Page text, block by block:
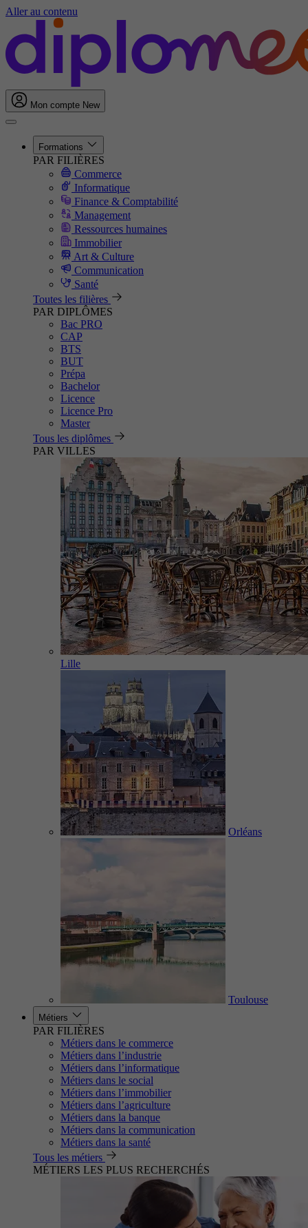
Aller au contenu
Mon compte New
Formations
PAR FILIÈRES
Commerce
Informatique
Finance & Comptabilité
Management
Ressources humaines
Immobilier
Art & Culture
Communication
Santé
Toutes les filières
PAR DIPLÔMES
Bac PRO
CAP
BTS
BUT
Prépa
Bachelor
Licence
Licence Pro
Master
Tous les diplômes
PAR VILLES
Lille
Orléans
Toulouse
Métiers
PAR FILIÈRES
Métiers dans le commerce
Métiers dans l’industrie
Métiers dans l’informatique
Métiers dans le social
Métiers dans l’immobilier
Métiers dans l’agriculture
Métiers dans la banque
Métiers dans la communication
Métiers dans la santé
Tous les métiers
MÉTIERS LES PLUS RECHERCHÉS